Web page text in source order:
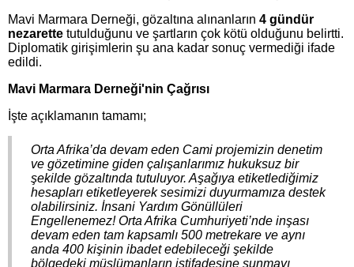
Mavi Marmara Derneği, gözaltına alınanların 4 gündür
nezarette tutulduğunu ve şartların çok kötü olduğunu belirtti.
Diplomatik girişimlerin şu ana kadar sonuç vermediği ifade
edildi.
Mavi Marmara Derneği'nin Çağrısı
İşte açıklamanın tamamı;
Orta Afrika’da devam eden Cami projemizin denetim
ve gözetimine giden çalışanlarımız hukuksuz bir
şekilde gözaltında tutuluyor. Aşağıya etiketlediğimiz
hesapları etiketleyerek sesimizi duyurmamıza destek
olabilirsiniz. İnsani Yardım Gönüllüleri
Engellenemez! Orta Afrika Cumhuriyeti’nde inşası
devam eden tam kapsamlı 500 metrekare ve aynı
anda 400 kişinin ibadet edebileceği şekilde
bölgedeki müslümanların istifadesine sunmayı